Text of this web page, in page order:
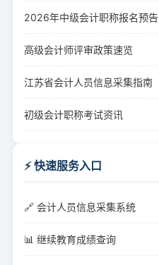
2026年中级会计职称报名预告
高级会计师评审政策速览
江苏省会计人员信息采集指南
初级会计职称考试资讯
⚡ 快速服务入口
🔗 会计人员信息采集系统
📊 继续教育成绩查询